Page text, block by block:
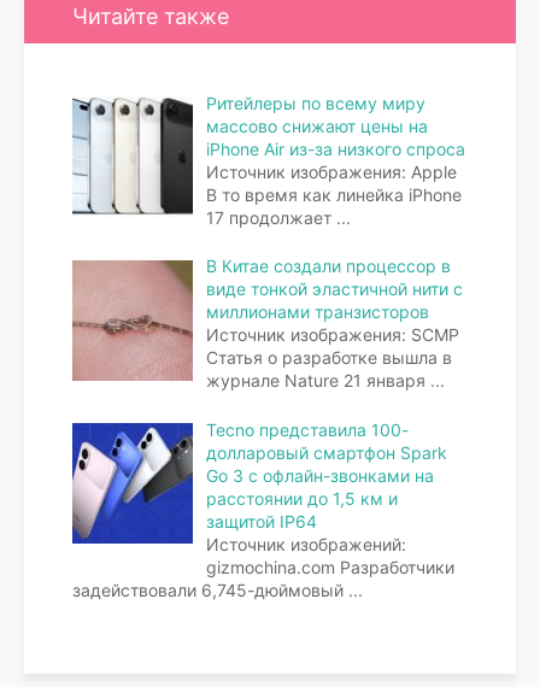
Читайте также
Ритейлеры по всему миру
массово снижают цены на
iPhone Air из-за низкого спроса
Источник изображения: Apple
В то время как линейка iPhone
17 продолжает ...
В Китае создали процессор в
виде тонкой эластичной нити с
миллионами транзисторов
Источник изображения: SCMP
Статья о разработке вышла в
журнале Nature 21 января ...
Tecno представила 100-
долларовый смартфон Spark
Go 3 с офлайн-звонками на
расстоянии до 1,5 км и
защитой IP64
Источник изображений:
gizmochina.com Разработчики
задействовали 6,745-дюймовый ...